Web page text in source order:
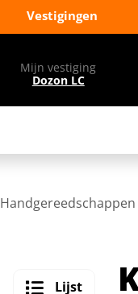
Vestigingen
Mijn vestiging
Dozon LC
Handgereedschappen
Lijst